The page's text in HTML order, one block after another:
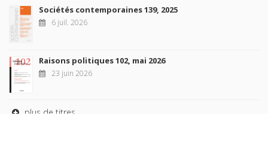
Sociétés contemporaines 139, 2025
6 juil. 2026
Raisons politiques 102, mai 2026
23 juin 2026
plus de titres